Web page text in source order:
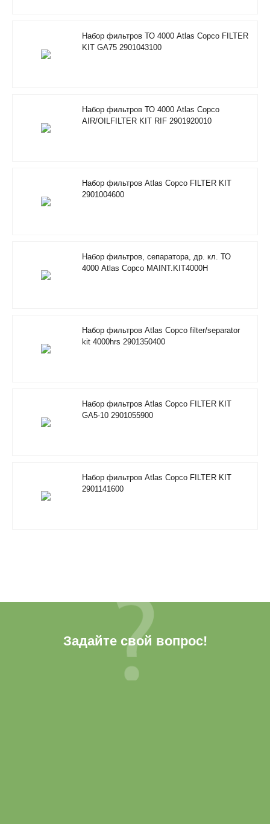
Набор фильтров ТО 4000 Atlas Copco FILTER
KIT GA75 2901043100
Набор фильтров ТО 4000 Atlas Copco
AIR/OILFILTER KIT RIF 2901920010
Набор фильтров Atlas Copco FILTER KIT
2901004600
Набор фильтров, сепаратора, др. кл. ТО
4000 Atlas Copco MAINT.KIT4000H
Набор фильтров Atlas Copco filter/separator
kit 4000hrs 2901350400
Набор фильтров Atlas Copco FILTER KIT
GA5-10 2901055900
Набор фильтров Atlas Copco FILTER KIT
2901141600
Задайте свой вопрос!